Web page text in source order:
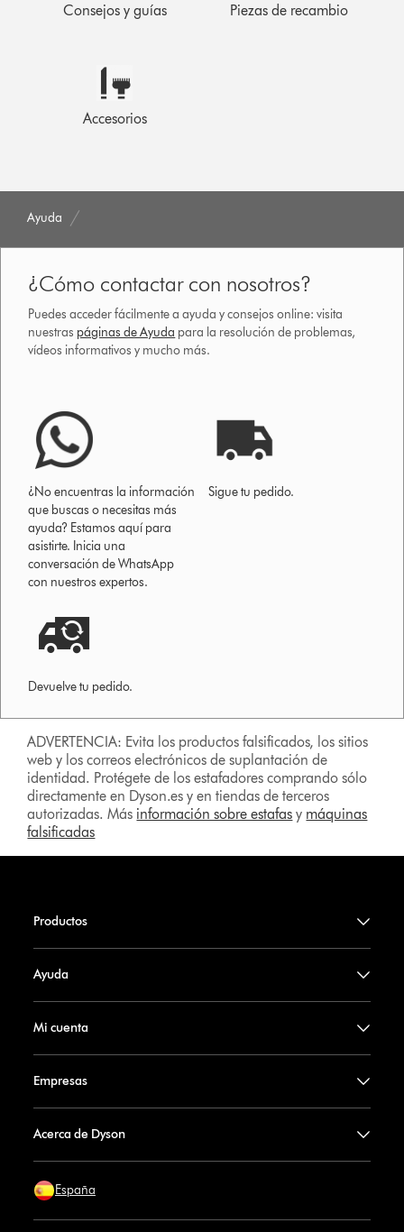
Consejos y guías Piezas de recambio
Accesorios
Ayuda
¿Cómo contactar con nosotros?
Puedes acceder fácilmente a ayuda y consejos online: visita
nuestras páginas de Ayuda para la resolución de problemas,
vídeos informativos y mucho más.
¿No encuentras la información
que buscas o necesitas más
ayuda? Estamos aquí para
asistirte. Inicia una
conversación de WhatsApp
con nuestros expertos.
Sigue tu pedido.
Devuelve tu pedido.
ADVERTENCIA: Evita los productos falsificados, los sitios
web y los correos electrónicos de suplantación de
identidad. Protégete de los estafadores comprando sólo
directamente en Dyson.es y en tiendas de terceros
autorizadas. Más información sobre estafas y máquinas
falsificadas
Productos
Ayuda
Mi cuenta
Empresas
Acerca de Dyson
España